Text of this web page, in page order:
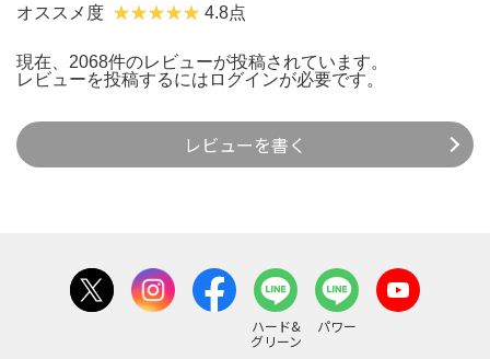
オススメ度 4.8点
現在、2068件のレビューが投稿されています。
レビューを投稿するには ログインが必要です。
レビューを書く
ハード&
グリーン
パワー